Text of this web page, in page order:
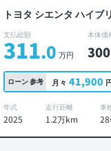
トヨタ シエンタ ハイブ
支払総額
311.0 万円
本体価
300
ローン参考 月々 41,900
年式
2025
走行距離
1.2万km
車